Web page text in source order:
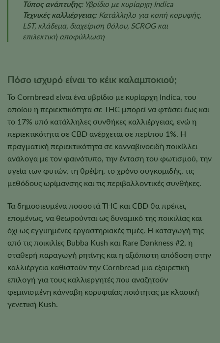
Τύπος ανάπτυξης:Υβρίδιο με κυρίαρχη Indica
Τεχνικές καλλιέργειας:Κατάλληλο για κοπή κορυφής,
LST, κλάδεμα, διαχείριση θόλου, SCROG και
επιλεκτική αποφύλλωση
Πόσο ισχυρό είναι το κέικ καλαμποκιού;
Το Cornbread είναι ένα υβρίδιο με κυρίαρχη Indica, του
οποίου η περιεκτικότητα σε THC μπορεί να φτάσει έως και
το 17% υπό κατάλληλες συνθήκες καλλιέργειας, ενώ η
περιεκτικότητα σε CBD ανέρχεται σε περίπου 1%. Η
πραγματική περιεκτικότητα σε κανναβινοειδή ποικίλλει
ανάλογα με τον φαινότυπο, την ένταση του φωτισμού, την
υγεία των φυτών, τη θρέψη, το χρόνο συγκομιδής, τις
μεθόδους ωρίμανσης και τις περιβαλλοντικές συνθήκες.
Τα δημοσιευμένα ποσοστά THC και CBD θα πρέπει,
επομένως, να θεωρούνται ως δυναμικό της ποικιλίας και
όχι ως εγγυημένες εργαστηριακές τιμές. Η καταγωγή της
από τις ποικιλίες Bubba Kush και Rare Dankness #2, η
σταθερή παραγωγή ρητίνης και η αξιόπιστη απόδοση στην
καλλιέργεια καθιστούν την Cornbread μια εξαιρετική
επιλογή για τους καλλιεργητές που αναζητούν
φεμινισμένη κάνναβη κορυφαίας ποιότητας με κλασική
γενετική Kush.